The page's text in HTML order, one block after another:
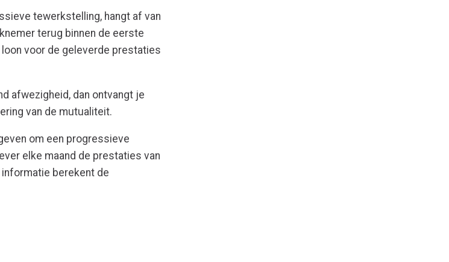
tewerkstelling, hangt af van
terug binnen de eerste
voor de geleverde prestaties
afwezigheid, dan ontvangt je
van de mutualiteit.
om een progressieve
elke maand de prestaties van
informatie berekent de